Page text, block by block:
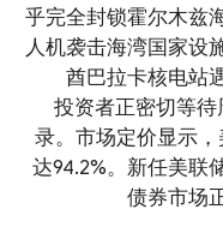
乎完全封锁霍尔木兹
人机袭击海湾国家设
酋巴拉卡核电站
投资者正密切等
录。市场定价显示
达94.2%。新任美联
债券市场